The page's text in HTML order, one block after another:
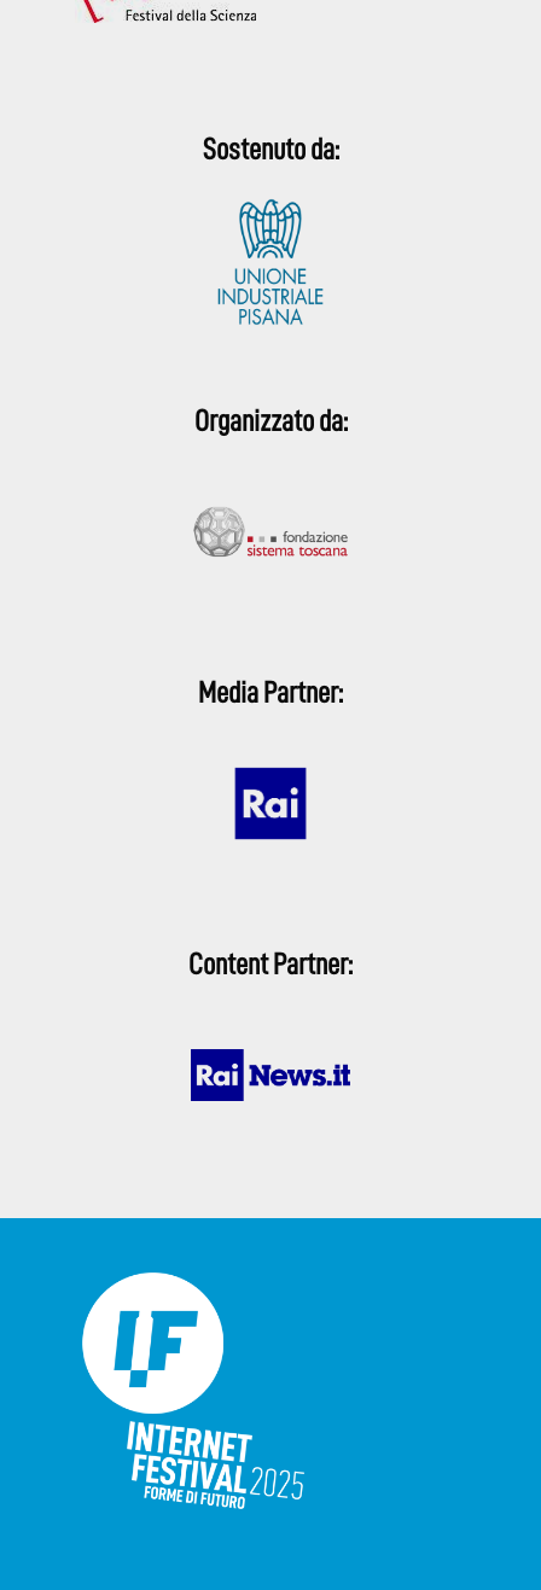
Sostenuto da:
Organizzato da:
Media Partner:
Content Partner: